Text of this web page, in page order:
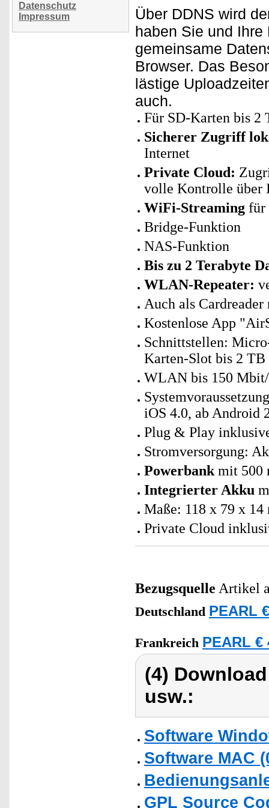
Datenschutz
Impressum
Über DDNS wird
haben Sie und
gemeinsame
Browser. Das
lästige
auch.
Für SD-Karten bis 2
Sicherer Zugriff
Internet
Private Cloud:
volle Kontrolle über
WiFi-Streaming für
Bridge-Funktion
NAS-Funktion
Bis zu 2 Terabyte
WLAN-Repeater:
Auch als Cardreader
Kostenlose App
Schnittstellen:
Karten-Slot bis 2 TB
WLAN bis 150
iOS 4.0, ab Android
Plug & Play
Stromversorgung:
Powerbank mit 500
Integrierter Akku
Maße: 118 x 79 x 14
Private Cloud
Bezugsquelle Artikel
Deutschland PEARL
Frankreich PEARL €
(4)
usw.:
Software
Software MAC
GPL Source